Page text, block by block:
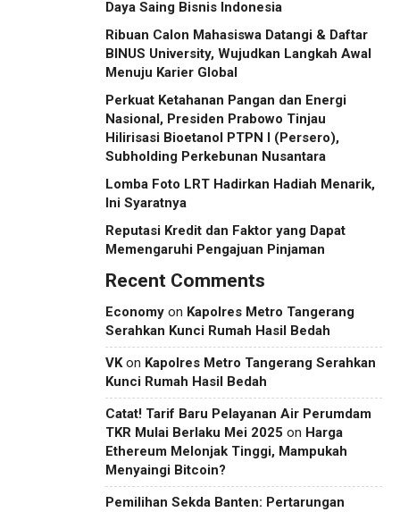
Daya Saing Bisnis Indonesia
Ribuan Calon Mahasiswa Datangi & Daftar
BINUS University, Wujudkan Langkah Awal
Menuju Karier Global
Perkuat Ketahanan Pangan dan Energi
Nasional, Presiden Prabowo Tinjau
Hilirisasi Bioetanol PTPN I (Persero),
Subholding Perkebunan Nusantara
Lomba Foto LRT Hadirkan Hadiah Menarik,
Ini Syaratnya
Reputasi Kredit dan Faktor yang Dapat
Memengaruhi Pengajuan Pinjaman
Recent Comments
Economy on Kapolres Metro Tangerang
Serahkan Kunci Rumah Hasil Bedah
VKon Kapolres Metro Tangerang Serahkan
Kunci Rumah Hasil Bedah
Catat! Tarif Baru Pelayanan Air Perumdam
TKR Mulai Berlaku Mei 2025 on Harga
Ethereum Melonjak Tinggi, Mampukah
Menyaingi Bitcoin?
Pemilihan Sekda Banten: Pertarungan